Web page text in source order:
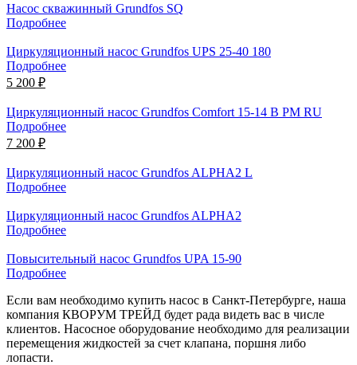
Насос скважинный Grundfos SQ
Подробнее
Циркуляционный насос Grundfos UPS 25-40 180
Подробнее
5 200 ₽
Циркуляционный насос Grundfos Comfort 15-14 B PM RU
Подробнее
7 200 ₽
Циркуляционный насос Grundfos ALPHA2 L
Подробнее
Циркуляционный насос Grundfos ALPHA2
Подробнее
Повысительный насос Grundfos UPA 15-90
Подробнее
Если вам необходимо купить насос в Санкт-Петербурге, наша
компания КВОРУМ ТРЕЙД будет рада видеть вас в числе
клиентов. Насосное оборудование необходимо для реализации
перемещения жидкостей за счет клапана, поршня либо
лопасти.